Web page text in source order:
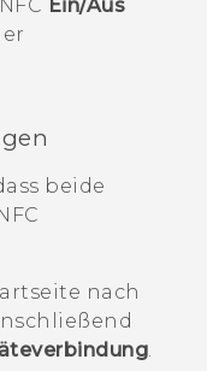
NFC Ein/Aus
beide
nach
.